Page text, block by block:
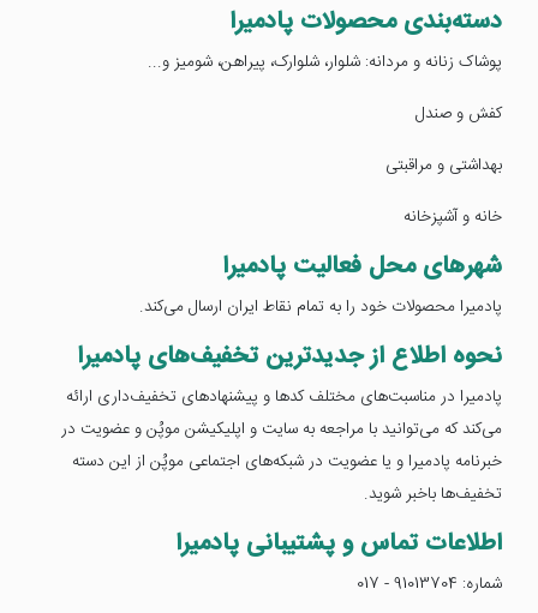
دسته‌بندی محصولات پادمیرا
پوشاک زنانه و مردانه: شلوار، شلوارک، پیراهن، شومیز و...
کفش و صندل
بهداشتی و مراقبتی
خانه و آشپزخانه
شهرهای محل فعالیت پادمیرا
پادمیرا محصولات خود را به تمام نقاط ایران ارسال می‌کند.
نحوه اطلاع از جدیدترین تخفیف‌های پادمیرا
پادمیرا در مناسبت‌های مختلف کدها و پیشنهادهای تخفیف‌داری ارائه
می‌کند که می‌توانید با مراجعه به سایت و اپلیکیشن موپُن و عضویت در
خبرنامه پادمیرا و یا عضویت در شبکه‌های اجتماعی موپُن از این دسته
تخفیف‌ها باخبر شوید.
اطلاعات تماس و پشتیبانی پادمیرا
شماره: 91013704 - 017